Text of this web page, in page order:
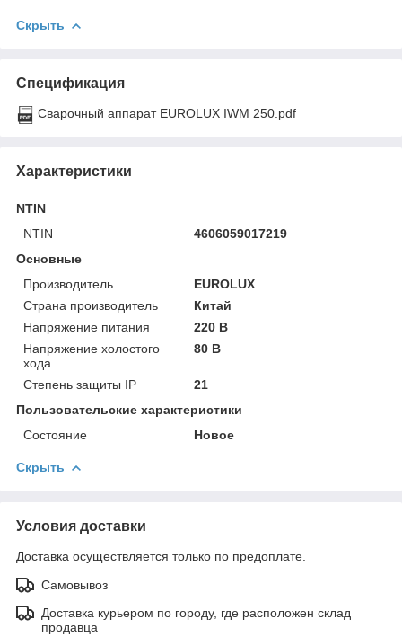
Скрыть
Спецификация
Сварочный аппарат EUROLUX IWM 250.pdf
Характеристики
NTIN
NTIN
4606059017219
Основные
Производитель
EUROLUX
Страна производитель
Китай
Напряжение питания
220 В
Напряжение холостого
хода
80 В
Степень защиты IP
21
Пользовательские характеристики
Состояние
Новое
Скрыть
Условия доставки
Доставка осуществляется только по предоплате.
Самовывоз
Доставка курьером по городу, где расположен склад
продавца